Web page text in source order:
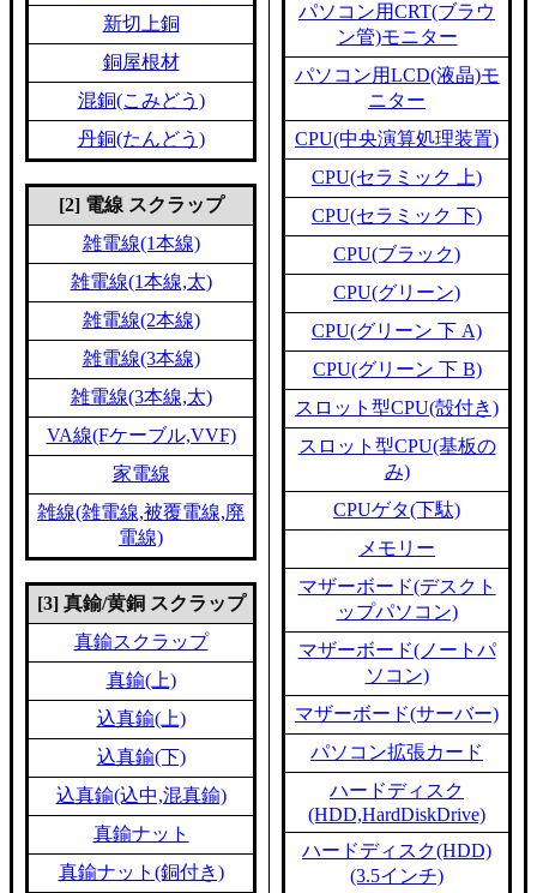
新切上銅
銅屋根材
混銅(こみどう)
丹銅(たんどう)
[2] 電線 スクラップ
雑電線(1本線)
雑電線(1本線,太)
雑電線(2本線)
雑電線(3本線)
雑電線(3本線,太)
VA線(Fケーブル,VVF)
家電線
雑線(雑電線,被覆電線,廃
電線)
[3] 真鍮/黄銅 スクラップ
真鍮スクラップ
真鍮(上)
込真鍮(上)
込真鍮(下)
込真鍮(込中,混真鍮)
真鍮ナット
真鍮ナット(銅付き)
パソコン用CRT(ブラウ
ン管)モニター
パソコン用LCD(液晶)モ
ニター
CPU(中央演算処理装置)
CPU(セラミック 上)
CPU(セラミック 下)
CPU(ブラック)
CPU(グリーン)
CPU(グリーン 下 A)
CPU(グリーン 下 B)
スロット型CPU(殻付き)
スロット型CPU(基板の
み)
CPUゲタ(下駄)
メモリー
マザーボード(デスクト
ップパソコン)
マザーボード(ノートパ
ソコン)
マザーボード(サーバー)
パソコン拡張カード
ハードディスク
(HDD,HardDiskDrive)
ハードディスク(HDD)
(3.5インチ)